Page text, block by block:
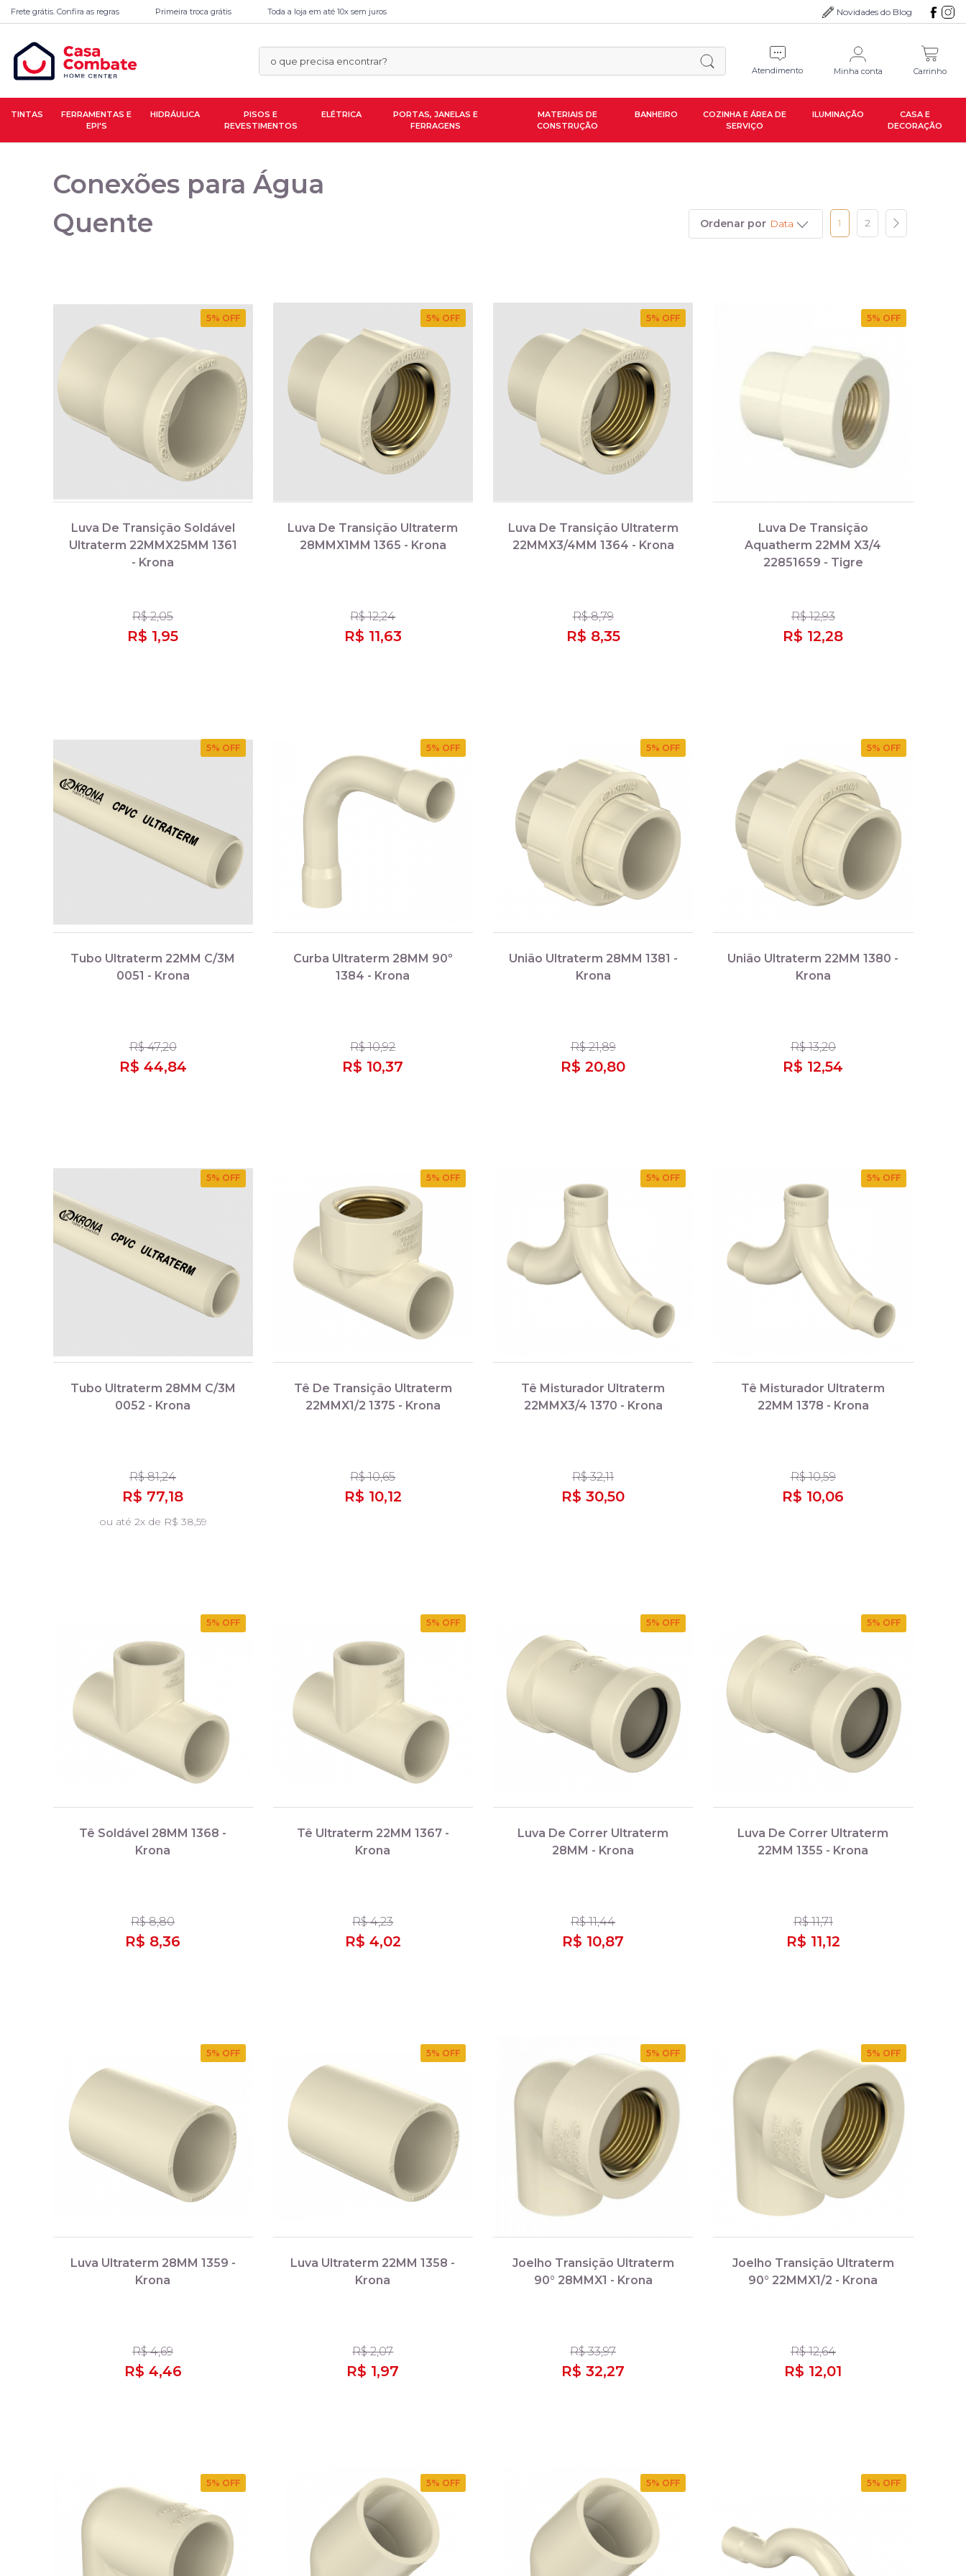
Frete grátis. Confira as regras Primeira troca grátis Toda a loja em até 10x sem juros Novidades do Blog
Atendimento Minha conta Carrinho
TINTAS
FERRAMENTAS E
EPI'S
HIDRÁULICA
PISOS E
REVESTIMENTOS
ELÉTRICA
PORTAS, JANELAS E
FERRAGENS
MATERIAIS DE
CONSTRUÇÃO
BANHEIRO
COZINHA E ÁREA DE
SERVIÇO
ILUMINAÇÃO
CASA E
DECORAÇÃO
Conexões para Água
Quente
Ordenar por Data 1 2
5% OFF
Luva De Transição Soldável
Ultraterm 22MMX25MM 1361
- Krona
R$ 2,05
R$ 1,95
5% OFF
Luva De Transição Ultraterm
28MMX1MM 1365 - Krona
R$ 12,24
R$ 11,63
5% OFF
Luva De Transição Ultraterm
22MMX3/4MM 1364 - Krona
R$ 8,79
R$ 8,35
5% OFF
Luva De Transição
Aquatherm 22MM X3/4
22851659 - Tigre
R$ 12,93
R$ 12,28
5% OFF
Tubo Ultraterm 22MM C/3M
0051 - Krona
R$ 47,20
R$ 44,84
5% OFF
Curba Ultraterm 28MM 90º
1384 - Krona
R$ 10,92
R$ 10,37
5% OFF
União Ultraterm 28MM 1381 -
Krona
R$ 21,89
R$ 20,80
5% OFF
União Ultraterm 22MM 1380 -
Krona
R$ 13,20
R$ 12,54
5% OFF
Tubo Ultraterm 28MM C/3M
0052 - Krona
R$ 81,24
R$ 77,18
ou até 2x de R$ 38,59
5% OFF
Tê De Transição Ultraterm
22MMX1/2 1375 - Krona
R$ 10,65
R$ 10,12
5% OFF
Tê Misturador Ultraterm
22MMX3/4 1370 - Krona
R$ 32,11
R$ 30,50
5% OFF
Tê Misturador Ultraterm
22MM 1378 - Krona
R$ 10,59
R$ 10,06
5% OFF
Tê Soldável 28MM 1368 -
Krona
R$ 8,80
R$ 8,36
5% OFF
Tê Ultraterm 22MM 1367 -
Krona
R$ 4,23
R$ 4,02
5% OFF
Luva De Correr Ultraterm
28MM - Krona
R$ 11,44
R$ 10,87
5% OFF
Luva De Correr Ultraterm
22MM 1355 - Krona
R$ 11,71
R$ 11,12
5% OFF
Luva Ultraterm 28MM 1359 -
Krona
R$ 4,69
R$ 4,46
5% OFF
Luva Ultraterm 22MM 1358 -
Krona
R$ 2,07
R$ 1,97
5% OFF
Joelho Transição Ultraterm
90° 28MMX1 - Krona
R$ 33,97
R$ 32,27
5% OFF
Joelho Transição Ultraterm
90° 22MMX1/2 - Krona
R$ 12,64
R$ 12,01
5% OFF 5% OFF 5% OFF 5% OFF